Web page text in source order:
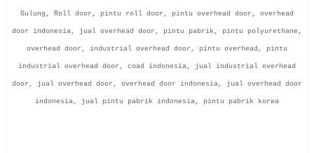
Gulung, Roll door, pintu roll door, pintu overhead door, overhead
door indonesia, jual overhead door, pintu pabrik, pintu polyurethane,
overhead door, industrial overhead door, pintu overhead, pintu
industrial overhead door, coad indonesia, jual industrial overhead
door, jual overhead door, overhead door indonesia, jual overhead door
indonesia, jual pintu pabrik indonesia, pintu pabrik korea